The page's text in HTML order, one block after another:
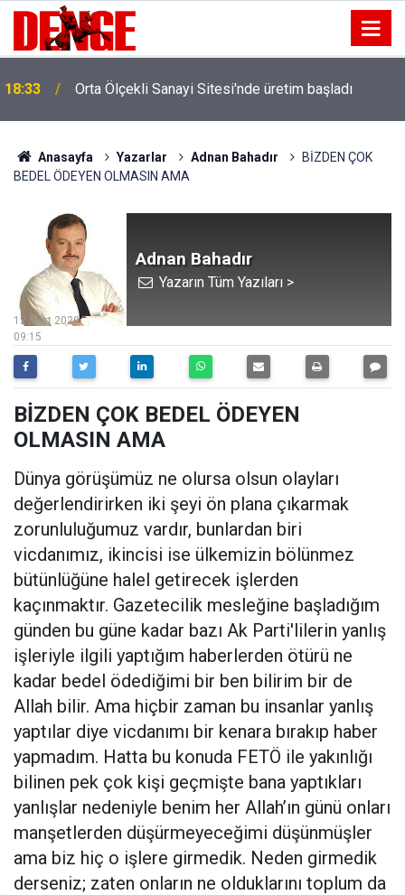
18:33 Orta Ölçekli Sanayi Sitesi'nde üretim başladı
Anasayfa Yazarlar Adnan Bahadır
BİZDEN ÇOK
BEDEL ÖDEYEN OLMASIN AMA
Adnan Bahadır
Yazarın Tüm Yazıları >
09:15
12 Mart 2020
BİZDEN ÇOK BEDEL ÖDEYEN
OLMASIN AMA
Dünya görüşümüz ne olursa olsun olayları
değerlendirirken iki şeyi ön plana çıkarmak
zorunluluğumuz vardır, bunlardan biri
vicdanımız, ikincisi ise ülkemizin bölünmez
bütünlüğüne halel getirecek işlerden
kaçınmaktır. Gazetecilik mesleğine başladığım
günden bu güne kadar bazı Ak Parti'lilerin yanlış
işleriyle ilgili yaptığım haberlerden ötürü ne
kadar bedel ödediğimi bir ben bilirim bir de
Allah bilir. Ama hiçbir zaman bu insanlar yanlış
yaptılar diye vicdanımı bir kenara bırakıp haber
yapmadım. Hatta bu konuda FETÖ ile yakınlığı
bilinen pek çok kişi geçmişte bana yaptıkları
yanlışlar nedeniyle benim her Allah’ın günü onları
manşetlerden düşürmeyeceğimi düşünmüşler
ama biz hiç o işlere girmedik. Neden girmedik
derseniz; zaten onların ne olduklarını toplum da